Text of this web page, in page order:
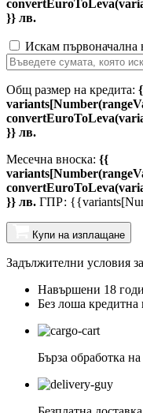
}} лв.
Искам първоначална
Общ размер на кредита:
}} лв.
Месечна вноска: {{
}} лв. ГПР:
Купи на изплащане
Задължителни условия
Навършени 18
Без лоша кредитна
Бърза обработка